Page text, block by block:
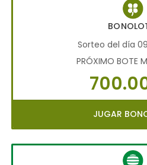
Sorteo del día
PRÓXIMO BOTE
JUGAR